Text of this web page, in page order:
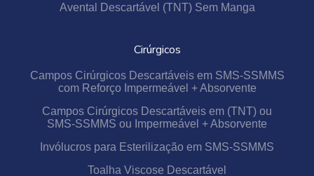
Avental Descartável (TNT) Sem Manga
Cirúrgicos
Campos Cirúrgicos Descartáveis em SMS-SSMMS
com Reforço Impermeável + Absorvente
Campos Cirúrgicos Descartáveis em (TNT) ou
SMS-SSMMS ou Impermeável + Absorvente
Invólucros para Esterilização em SMS-SSMMS
Toalha Viscose Descartável